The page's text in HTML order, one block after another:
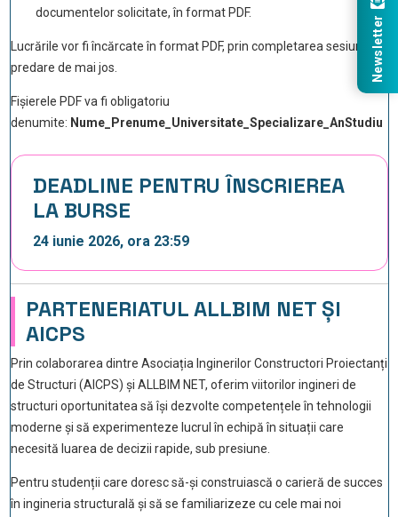
documentelor solicitate, în format PDF.
Lucrările vor fi încărcate în format PDF, prin completarea sesiunii de
predare de mai jos.
Fișierele PDF va fi obligatoriu
denumite: Nume_Prenume_Universitate_Specializare_AnStudiu
DEADLINE PENTRU ÎNSCRIEREA
LA BURSE
24 iunie 2026, ora 23:59
PARTENERIATUL ALLBIM NET ȘI
AICPS
Prin colaborarea dintre Asociația Inginerilor Constructori Proiectanți
de Structuri (AICPS) și ALLBIM NET, oferim viitorilor ingineri de
structuri oportunitatea să își dezvolte competențele în tehnologii
moderne și să experimenteze lucrul în echipă în situații care
necesită luarea de decizii rapide, sub presiune.
Pentru studenții care doresc să-și construiască o carieră de succes
în ingineria structurală și să se familiarizeze cu cele mai noi
Newsletter